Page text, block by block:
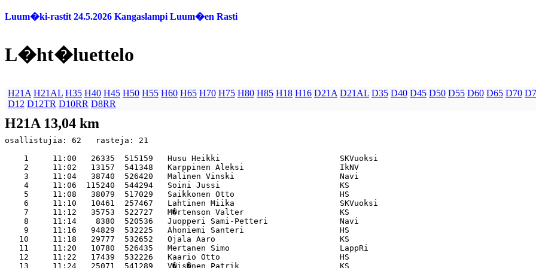
Luum�ki-rastit 24.5.2026 Kangaslampi Luum�en Rasti
L�ht�luettelo
H21A H21AL H35 H40 H45 H50 H55 H60 H65 H70 H75 H80 H85 H18 H16 D21A D21AL D35 D40 D45 D50 D55 D60 D65 D70
D12 D12TR D10RR D8RR
H21A 13,04 km
osallistujia: 62   rasteja: 21
    1     11:00   26335  515159   Husu Heikki                         SKVuoksi
    2     11:02   13157  541348   Karppinen Aleksi                    IkNV
    3     11:04   38740  526420   Malinen Vinski                      Navi
    4     11:06  115240  544294   Soini Jussi                         KS
    5     11:08   38079  517029   Saikkonen Otto                      HS
    6     11:10   10461  257467   Lahtinen Miika                      SKVuoksi
    7     11:12   35753  522727   M�rtenson Valter                    KS
    8     11:14    8380  520536   Juopperi Sami-Petteri               Navi
    9     11:16   94829  532225   Ahoniemi Santeri                    HS
   10     11:18   29777  532652   Ojala Aaro                          KS
   11     11:20   10780  526435   Mertanen Simo                       LappRi
   12     11:22   17439  532226   Kaario Otto                         HS
   13     11:24   25071  541289   V�is�nen Patrik                     KS